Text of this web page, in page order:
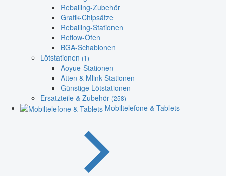
Reballing-Zubehör
Grafik-Chipsätze
Reballing-Stationen
Reflow-Öfen
BGA-Schablonen
Lötstationen (1)
Aoyue-Stationen
Atten & Mlink Stationen
Günstige Lötstationen
Ersatzteile & Zubehör (258)
Mobiltelefone & Tablets